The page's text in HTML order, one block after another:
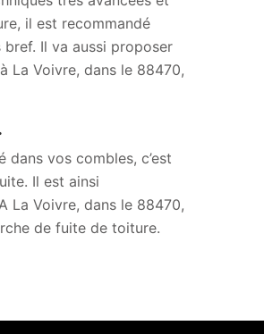
il est recommandé
Il va aussi proposer
La Voivre, dans le 88470,
dans vos combles, c’est
Il est ainsi
La Voivre, dans le 88470,
de fuite de toiture.